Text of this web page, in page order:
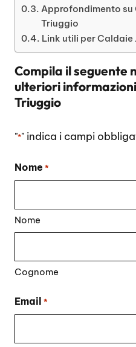
Approfondimento su
Triuggio
Link utili per Caldaie
Compila il seguente
ulteriori
Triuggio
"*" indica i campi
Nome *
Nome
Cognome
Email *